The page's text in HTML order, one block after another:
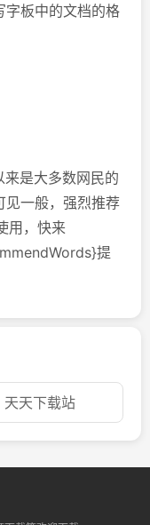
字板中的文档的格
是大多数网民的
见一般，强烈推荐
用，快来
提
天天下载站